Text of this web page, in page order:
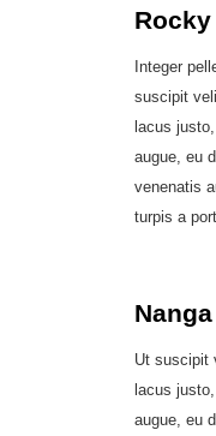
Integer
suscipit
lacus
augue, eu
venenatis
turpis a
Ut suscipit
lacus
augue, eu